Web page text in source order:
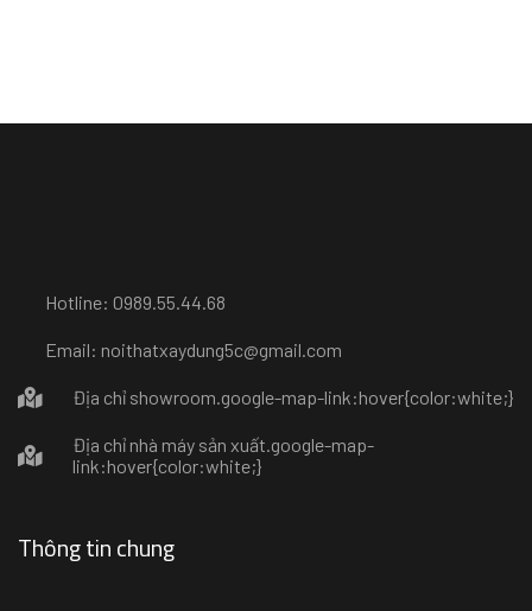
Hotline: 0989.55.44.68
Email: noithatxaydung5c@gmail.com
Địa chỉ showroom.google-map-link:hover{color:white;}
Địa chỉ nhà máy sản xuất.google-map-
link:hover{color:white;}
Thông tin chung